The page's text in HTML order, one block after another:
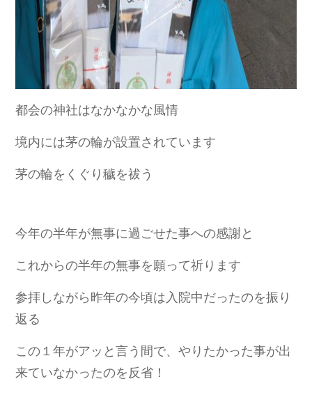
都会の神社はなかなかな風情
境内には茅の輪が設置されています
茅の輪をくぐり穢を祓う
今年の半年が無事に過ごせた事への感謝と
これからの半年の無事を願って祈ります
参拝しながら昨年の今頃は入院中だったのを振り
返る
この１年がアッと言う間で、やりたかった事が出
来ていなかったのを反省！